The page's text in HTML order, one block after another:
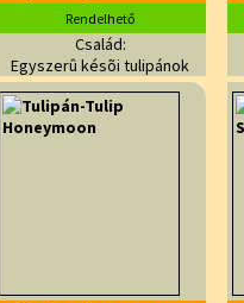
Rendelhető
Család:
Egyszerû késõi tulipánok